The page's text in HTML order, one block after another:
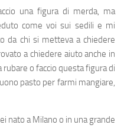
una figura di merda, ma
come voi sui sedili e mi
da chi si metteva a chiedere
a chiedere aiuto anche in
o faccio questa figura di
pasto per farmi mangiare,
nato a Milano o in una grande